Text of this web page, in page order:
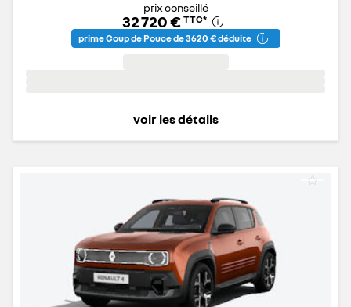
prix conseillé
32 720 € TTC*
prime Coup de Pouce de 3 620 € déduite
voir les détails